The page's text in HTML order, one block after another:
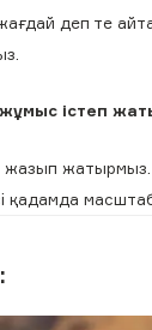
деп те
істеп
жазып
қадамда